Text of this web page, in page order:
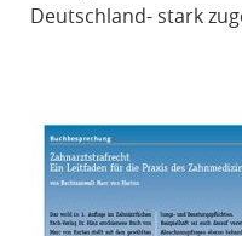
Deutschland- stark